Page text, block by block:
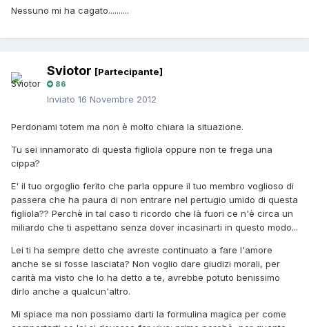
Nessuno mi ha cagato..........
Sviotor [Partecipante]
86
Inviato 16 Novembre 2012
Perdonami totem ma non è molto chiara la situazione.
Tu sei innamorato di questa figliola oppure non te frega una
cippa?
E' il tuo orgoglio ferito che parla oppure il tuo membro voglioso di
passera che ha paura di non entrare nel pertugio umido di questa
figliola?? Perchè in tal caso ti ricordo che là fuori ce n'è circa un
miliardo che ti aspettano senza dover incasinarti in questo modo...
Lei ti ha sempre detto che avreste continuato a fare l'amore
anche se si fosse lasciata? Non voglio dare giudizi morali, per
carità ma visto che lo ha detto a te, avrebbe potuto benissimo
dirlo anche a qualcun'altro.
Mi spiace ma non possiamo darti la formulina magica per come